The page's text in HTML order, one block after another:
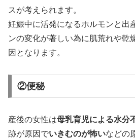
スが考えられます。
妊娠中に活発になるホルモンと出
ンの変化が著しい為に肌荒れや乾
因となります。
②便秘
産後の女性は母乳育児による水分
跡が原因でいきむのが怖いなどの